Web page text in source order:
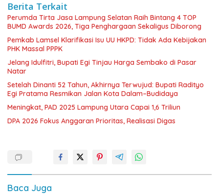
Berita Terkait
Perumda Tirta Jasa Lampung Selatan Raih Bintang 4 TOP
BUMD Awards 2026, Tiga Penghargaan Sekaligus Diborong
Pemkab Lamsel Klarifikasi Isu UU HKPD: Tidak Ada Kebijakan
PHK Massal PPPK
Jelang Idulfitri, Bupati Egi Tinjau Harga Sembako di Pasar
Natar
Setelah Dinanti 52 Tahun, Akhirnya Terwujud: Bupati Radityo
Egi Pratama Resmikan Jalan Kota Dalam–Budidaya
Meningkat, PAD 2025 Lampung Utara Capai 1,6 Triliun
DPA 2026 Fokus Anggaran Prioritas, Realisasi Digas
Baca Juga